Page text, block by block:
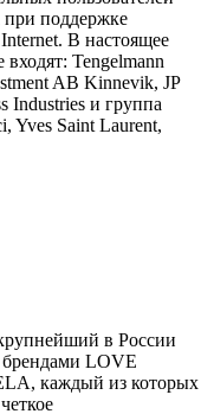
при поддержке
В настоящее
Tengelmann
AB Kinnevik, JP
Industries и группа
Yves Saint Laurent,
в России
LOVE
каждый из которых